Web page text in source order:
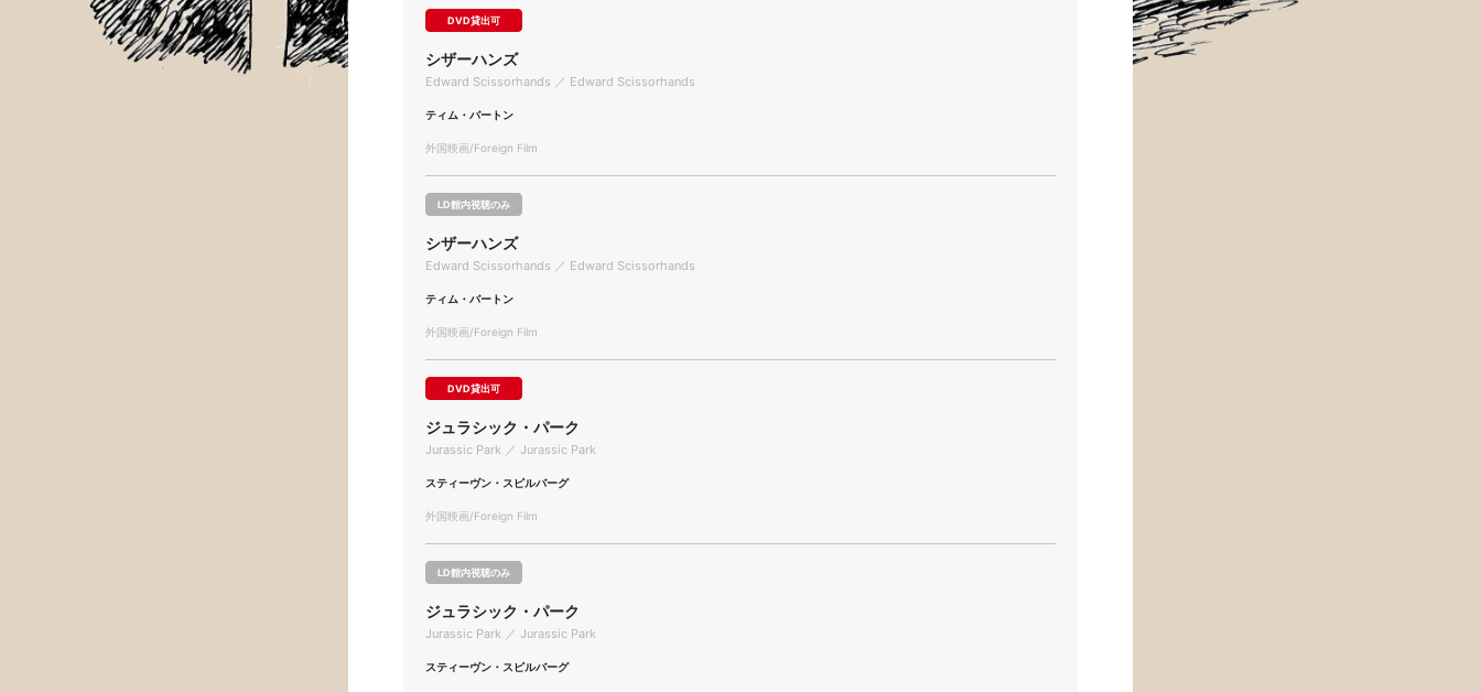
DVD貸出可
シザーハンズ
Edward Scissorhands ／ Edward Scissorhands
ティム・バートン
外国映画/Foreign Film
LD館内視聴のみ
シザーハンズ
Edward Scissorhands ／ Edward Scissorhands
ティム・バートン
外国映画/Foreign Film
DVD貸出可
ジュラシック・パーク
Jurassic Park ／ Jurassic Park
スティーヴン・スピルバーグ
外国映画/Foreign Film
LD館内視聴のみ
ジュラシック・パーク
Jurassic Park ／ Jurassic Park
スティーヴン・スピルバーグ